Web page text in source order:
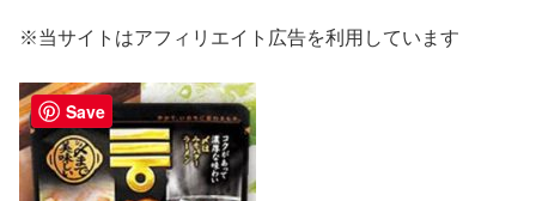
※当サイトはアフィリエイト広告を利用しています
Save